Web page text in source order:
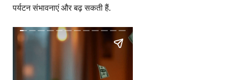
पर्यटन संभावनाएं और बढ़ सकती हैं.